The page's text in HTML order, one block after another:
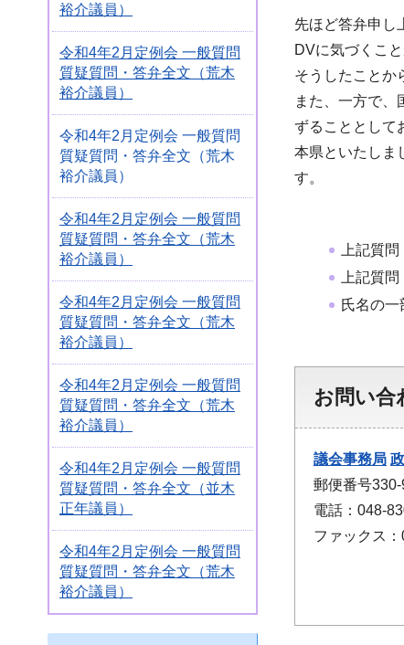
裕介議員）
令和4年2月定例会 一般質問
質疑質問・答弁全文（荒木
裕介議員）
令和4年2月定例会 一般質問
質疑質問・答弁全文（荒木
裕介議員）
令和4年2月定例会 一般質問
質疑質問・答弁全文（荒木
裕介議員）
令和4年2月定例会 一般質問
質疑質問・答弁全文（荒木
裕介議員）
令和4年2月定例会 一般質問
質疑質問・答弁全文（荒木
裕介議員）
令和4年2月定例会 一般質問
質疑質問・答弁全文（並木
正年議員）
令和4年2月定例会 一般質問
質疑質問・答弁全文（荒木
裕介議員）
先ほど答弁申し
DVに気づくこ
そうしたことか
また、一方で、
ずることとして
本県といたしま
す。
上記質
上記質
氏名の
お問い合
議会事務局
郵便番号
電話：048-
ファックス